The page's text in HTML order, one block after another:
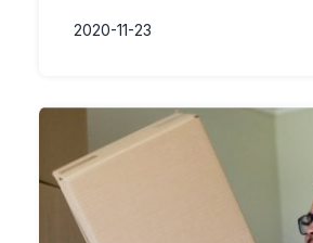
2020-11-23